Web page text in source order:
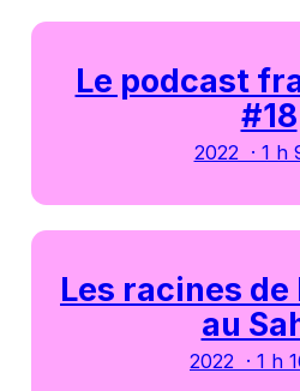
Le podcast
#18
2022 · 1 h
Les racines
au
2022 · 1 h